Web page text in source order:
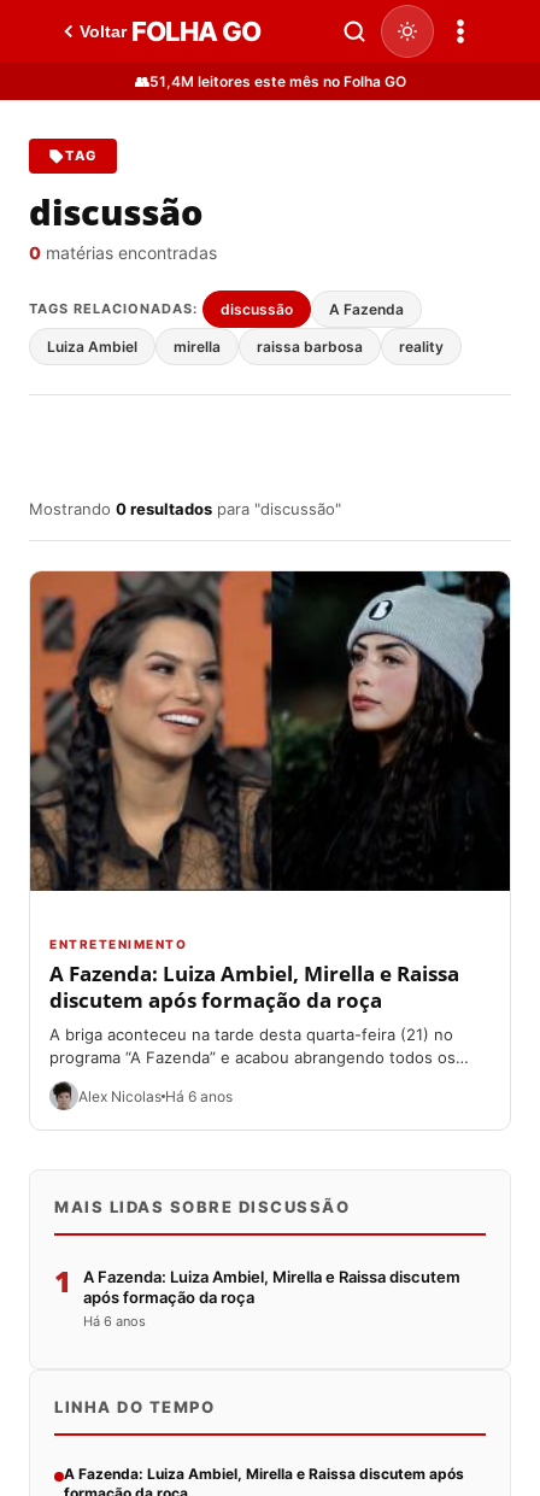
Voltar FOLHA GO
👥51,4M leitores este mês no Folha GO
TAG
discussão
0 matérias encontradas
TAGS RELACIONADAS: discussão A Fazenda
Luiza Ambiel mirella raissa barbosa reality
Mostrando 0 resultados para "discussão"
ENTRETENIMENTO
A Fazenda: Luiza Ambiel, Mirella e Raissa
discutem após formação da roça
A briga aconteceu na tarde desta quarta-feira (21) no
programa “A Fazenda” e acabou abrangendo todos os
peões da casa. No momento,...
Alex Nicolas Há 6 anos
MAIS LIDAS SOBRE DISCUSSÃO
1
A Fazenda: Luiza Ambiel, Mirella e Raissa discutem
após formação da roça
Há 6 anos
LINHA DO TEMPO
A Fazenda: Luiza Ambiel, Mirella e Raissa discutem após